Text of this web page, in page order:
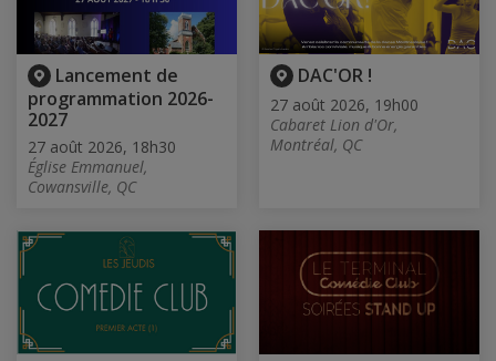
Lancement de
programmation 2026-
2027
27 août 2026, 18h30
Église Emmanuel,
Cowansville, QC
DAC'OR !
27 août 2026, 19h00
Cabaret Lion d'Or,
Montréal, QC